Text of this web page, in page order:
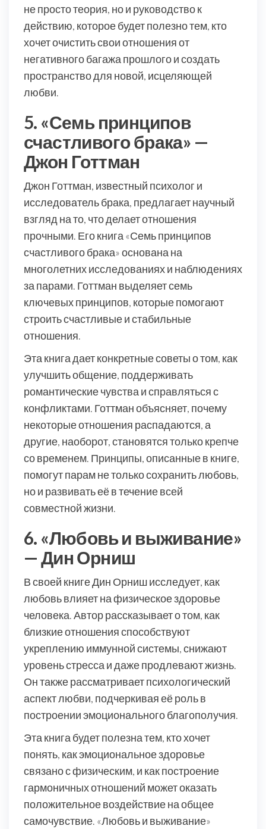
не просто теория, но и руководство к
действию, которое будет полезно тем, кто
хочет очистить свои отношения от
негативного багажа прошлого и создать
пространство для новой, исцеляющей
любви.
5. «Семь принципов
счастливого брака» —
Джон Готтман
Джон Готтман, известный психолог и
исследователь брака, предлагает научный
взгляд на то, что делает отношения
прочными. Его книга «Семь принципов
счастливого брака» основана на
многолетних исследованиях и наблюдениях
за парами. Готтман выделяет семь
ключевых принципов, которые помогают
строить счастливые и стабильные
отношения.
Эта книга дает конкретные советы о том, как
улучшить общение, поддерживать
романтические чувства и справляться с
конфликтами. Готтман объясняет, почему
некоторые отношения распадаются, а
другие, наоборот, становятся только крепче
со временем. Принципы, описанные в книге,
помогут парам не только сохранить любовь,
но и развивать её в течение всей
совместной жизни.
6. «Любовь и выживание»
— Дин Орниш
В своей книге Дин Орниш исследует, как
любовь влияет на физическое здоровье
человека. Автор рассказывает о том, как
близкие отношения способствуют
укреплению иммунной системы, снижают
уровень стресса и даже продлевают жизнь.
Он также рассматривает психологический
аспект любви, подчеркивая её роль в
построении эмоционального благополучия.
Эта книга будет полезна тем, кто хочет
понять, как эмоциональное здоровье
связано с физическим, и как построение
гармоничных отношений может оказать
положительное воздействие на общее
самочувствие. «Любовь и выживание»